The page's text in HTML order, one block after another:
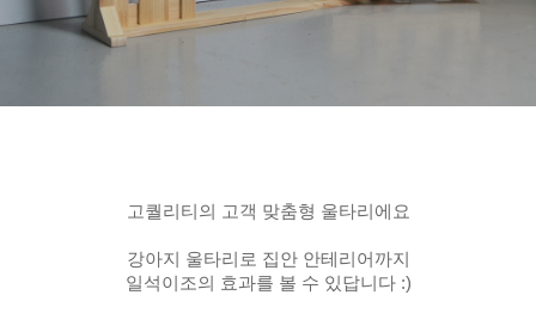
고퀄리티의 고객 맞춤형 울타리에요
강아지 울타리로 집안 안테리어까지
일석이조의 효과를 볼 수 있답니다 :)